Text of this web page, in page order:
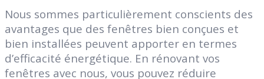
Nous sommes particulièrement conscients des
avantages que des fenêtres bien conçues et
bien installées peuvent apporter en termes
d’efficacité énergétique. En rénovant vos
fenêtres avec nous, vous pouvez réduire